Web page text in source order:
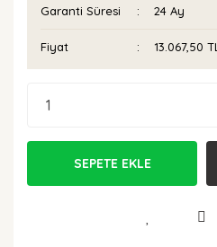
Garanti Süresi 24 Ay
Fiyat 13.067,50 TL
SEPETE EKLE